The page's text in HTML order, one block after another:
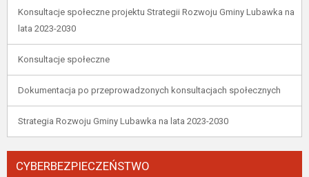
Konsultacje społeczne projektu Strategii Rozwoju Gminy Lubawka na
lata 2023-2030
Konsultacje społeczne
Dokumentacja po przeprowadzonych konsultacjach społecznych
Strategia Rozwoju Gminy Lubawka na lata 2023-2030
CYBERBEZPIECZEŃSTWO